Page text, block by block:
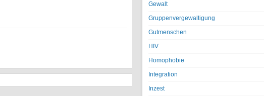
Gewalt
Gruppenvergewaltigung
Gutmenschen
HIV
Homophobie
Integration
Inzest